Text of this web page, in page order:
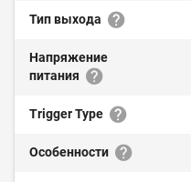
Тип выхода
Напряжение
питания
Trigger Type
Особенности